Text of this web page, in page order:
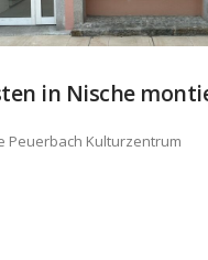
in Nische
Peuerbach Kulturzentrum